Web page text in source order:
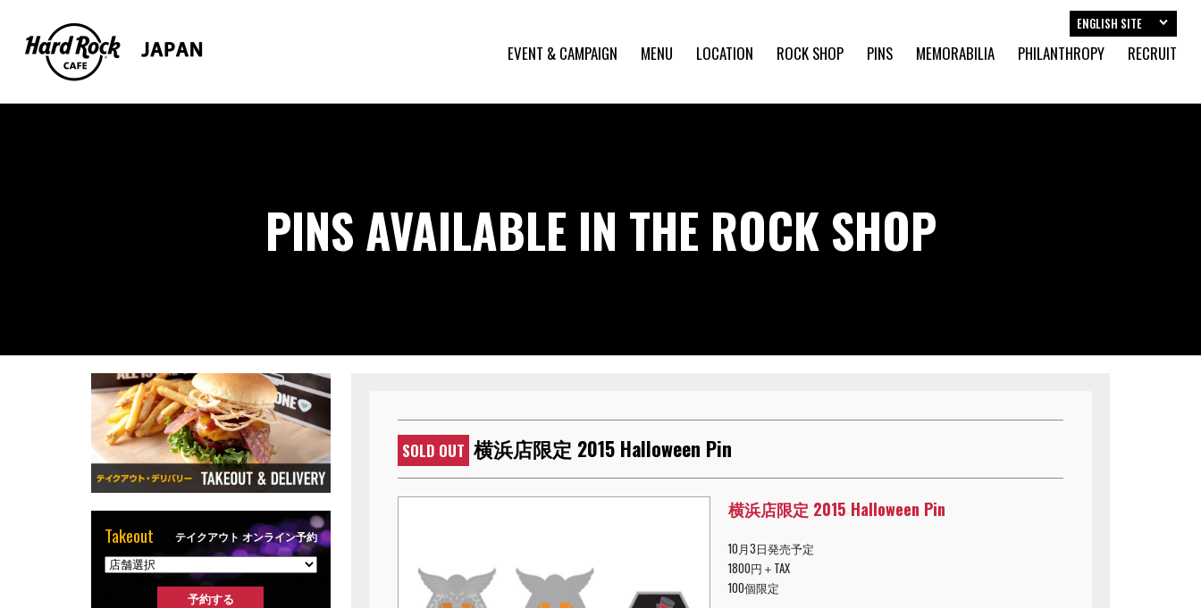
EVENT & CAMPAIGN MENU LOCATION ROCK SHOP PINS MEMORABILIA PHILANTHROPY RECRUIT
ENGLISH SITE
PINS AVAILABLE IN THE ROCK SHOP
SOLD OUT 横浜店限定 2015 Halloween Pin
横浜店限定 2015 Halloween Pin
10月3日発売予定
1800円＋TAX
100個限定
Takeout テイクアウト オンライン予約